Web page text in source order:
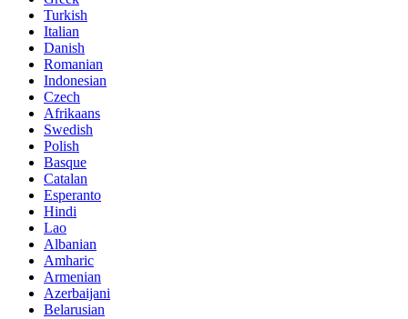
Turkish
Italian
Danish
Romanian
Indonesian
Czech
Afrikaans
Swedish
Polish
Basque
Catalan
Esperanto
Hindi
Lao
Albanian
Amharic
Armenian
Azerbaijani
Belarusian